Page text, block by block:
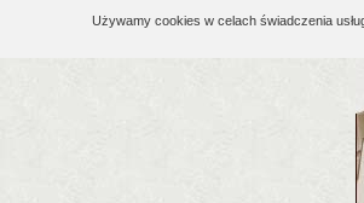
Używamy cookies w celach świadczenia